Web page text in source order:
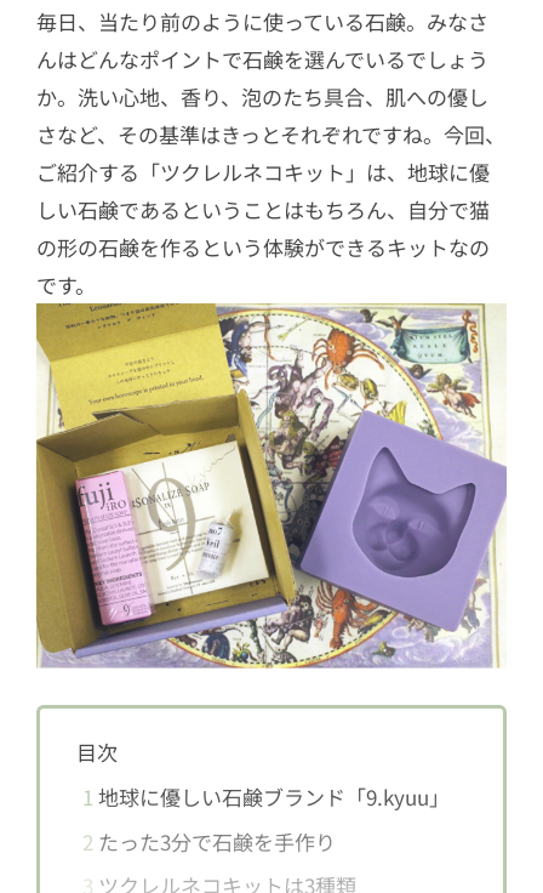
毎日、当たり前のように使っている石鹸。みなさ
んはどんなポイントで石鹸を選んでいるでしょう
か。洗い心地、香り、泡のたち具合、肌への優し
さなど、その基準はきっとそれぞれですね。今回、
ご紹介する「ツクレルネコキット」は、地球に優
しい石鹸であるということはもちろん、自分で猫
の形の石鹸を作るという体験ができるキットなの
です。
目次
1 地球に優しい石鹸ブランド「9.kyuu」
2 たった3分で石鹸を手作り
3 ツクレルネコキットは3種類